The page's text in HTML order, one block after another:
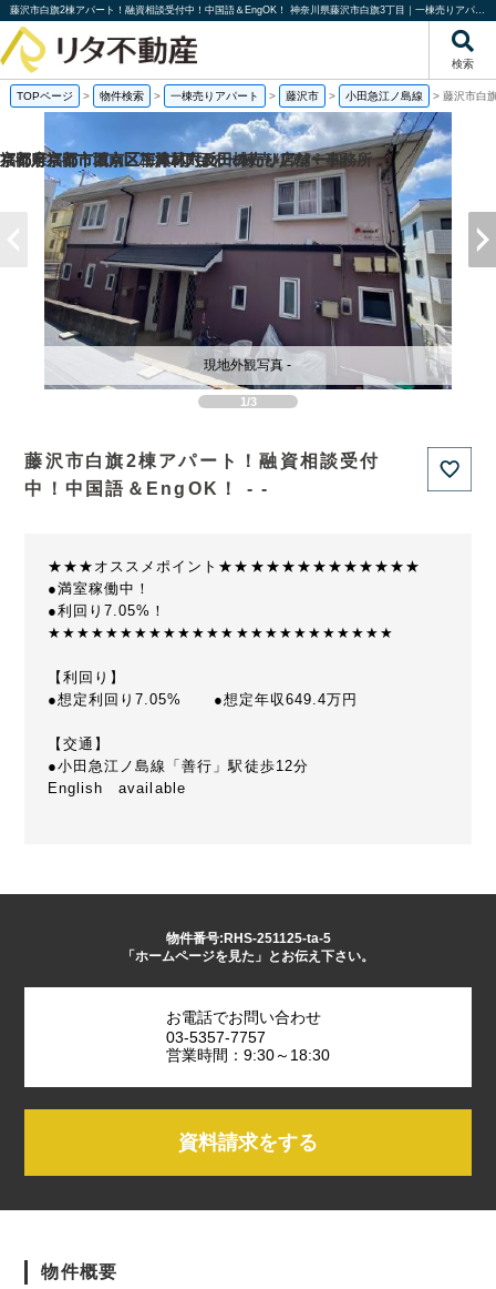
藤沢市白旗2棟アパート！融資相談受付中！中国語＆EngOK！ 神奈川県藤沢市白旗3丁目｜一棟売りアパート｜投資物件や収益物件｜株式会社リタ不動産
検索
TOPページ > 物件検索 > 一棟売りアパート > 藤沢市 > 小田急江ノ島線 > 藤沢市白
1/3
現地外観写真 -
藤沢市白旗2棟アパート！融資相談受付
中！中国語＆EngOK！ - -
★★★オススメポイント★★★★★★★★★★★★★
●満室稼働中！
●利回り7.05%！
★★★★★★★★★★★★★★★★★★★★★★★★
【利回り】
●想定利回り7.05% ●想定年収649.4万円
【交通】
●小田急江ノ島線「善行」駅徒歩12分
English available
物件番号:RHS-251125-ta-5
「ホームページを見た」とお伝え下さい。
お電話でお問い合わせ
03-5357-7757
営業時間：9:30～18:30
資料請求をする
物件概要
福岡県福岡市城南区梅林2丁目の一棟売りアパート
京都府京都市西京区下津林六反田の売り店舗・事務所
京都府京都市西京区下津林六反田の
京都府京都市下京区二人司町の一棟売りアパート